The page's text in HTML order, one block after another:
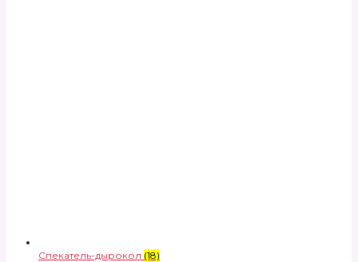
Спекатель-дырокол (18)